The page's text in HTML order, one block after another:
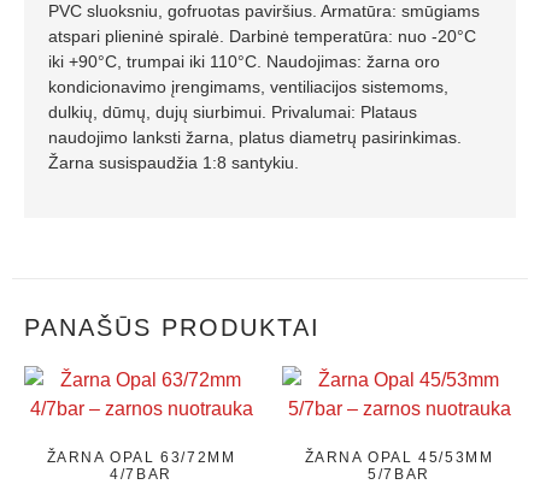
PVC sluoksniu, gofruotas paviršius. Armatūra: smūgiams
atspari plieninė spiralė. Darbinė temperatūra: nuo -20°C
iki +90°C, trumpai iki 110°C. Naudojimas: žarna oro
kondicionavimo įrengimams, ventiliacijos sistemoms,
dulkių, dūmų, dujų siurbimui. Privalumai: Plataus
naudojimo lanksti žarna, platus diametrų pasirinkimas.
Žarna susispaudžia 1:8 santykiu.
PANAŠŪS PRODUKTAI
ŽARNA OPAL 63/72MM
4/7BAR
ŽARNA OPAL 45/53MM
5/7BAR